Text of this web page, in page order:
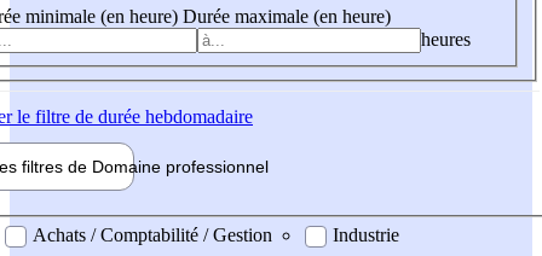
minimale (en heure) Durée maximale (en heure)
heures
le filtre de durée hebdomadaire
filtres de Domaine professionnel
professionel
Achats / Comptabilité / Gestion
Industrie